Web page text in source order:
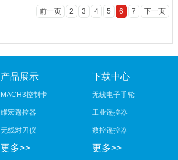
前一页 2 3 4 5 6 7 下一页
产品展示
MACH3控制卡
维宏遥控器
无线对刀仪
更多>>
下载中心
无线电子手轮
工业遥控器
数控遥控器
更多>>